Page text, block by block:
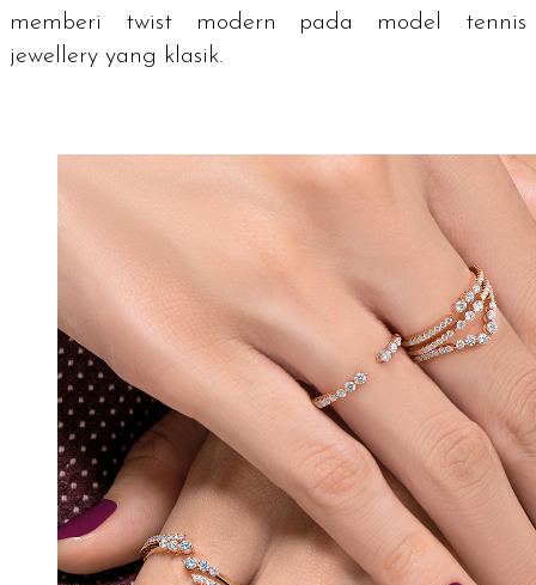
memberi twist modern pada model tennis
jewellery yang klasik.